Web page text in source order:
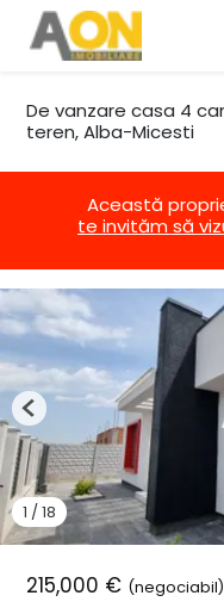
De vanzare casa 4
teren, Alba-Micesti
Această
te invităm să
215,000 € (negociabil)
1 / 18
Previous